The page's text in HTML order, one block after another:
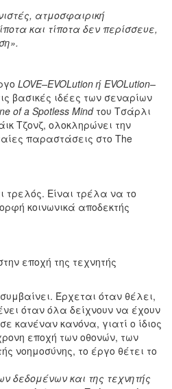
ατμοσφαιρική
και τίποτα δεν περίσσευε,
LOVE–EVOLution ή EVOLution–
βασικές ιδέες των σεναρίων
of a Spotless Mindτου Τσάρλι
Τζονζ, ολοκληρώνει την
παραστάσεις στο The
τρελός. Είναι τρέλα να το
κοινωνικά αποδεκτής
εποχή της τεχνητής
Έρχεται όταν θέλει,
όταν όλα δείχνουν να έχουν
κανέναν κανόνα, γιατί ο ίδιος
εποχή των οθονών, των
νοημοσύνης, το έργο θέτει το
δεδομένων και της τεχνητής